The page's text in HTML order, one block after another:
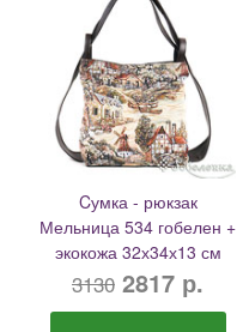
Cумка - рюкзак
Мельница 534 гобелен +
экокожа 32х34х13 см
3130 2817 р.